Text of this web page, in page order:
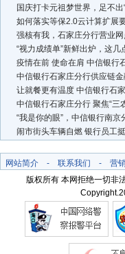
国庆打卡元祖梦世界，足不出
如何落实等保2.0云计算扩展
强核有我，石家庄分行营业网
“视力成绩单”新鲜出炉，这几
疫情在前 使命在肩 中信银行
中信银行石家庄分行供应链金
让就餐更有温度 中信银行石
中信银行石家庄分行 聚焦“三
“我是你的眼”，中信银行南京
闹市街头车辆自燃 银行员工
网站简介- 联系我们 - 营
版权所有 本网拒绝一切非